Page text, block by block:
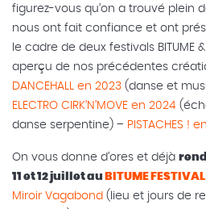
figurez-vous qu’on a trouvé plein
nous ont fait confiance et ont
le cadre de deux festivals BITUME
aperçu de nos précédentes
DANCEHALL en 2023 (danse et
ELECTRO CIRK’N’MOVE en 2024
danse serpentine) – PISTACHES !
On vous donne d’ores et déjà
11 et 12 juillet au BITUME FESTIVAL
Miroir Vagabond (lieu et jours de